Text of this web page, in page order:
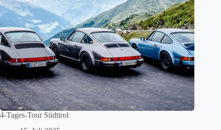
4-Tages-Tour Südtirol